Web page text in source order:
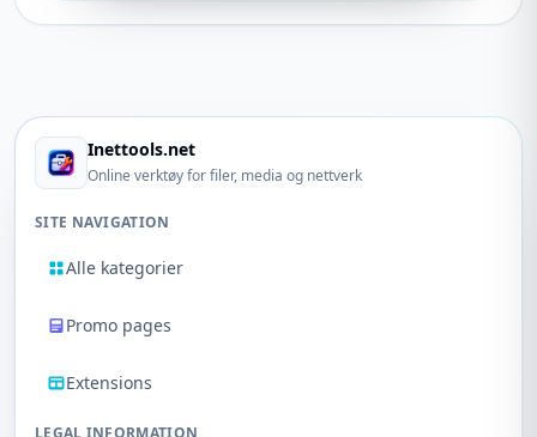
Inettools.net
Online verktøy for filer, media og nettverk
SITE NAVIGATION
Alle kategorier
Promo pages
Extensions
LEGAL INFORMATION